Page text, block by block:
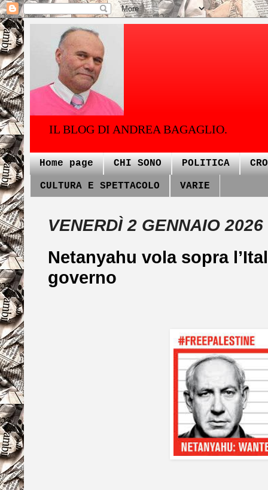
IL BLOG DI ANDREA BAGAGLIO.
Home page CHI SONO POLITICA
CULTURA E SPETTACOLO VARIE
VENERDÌ 2 GENNAIO 2026
Netanyahu vola sopra
governo